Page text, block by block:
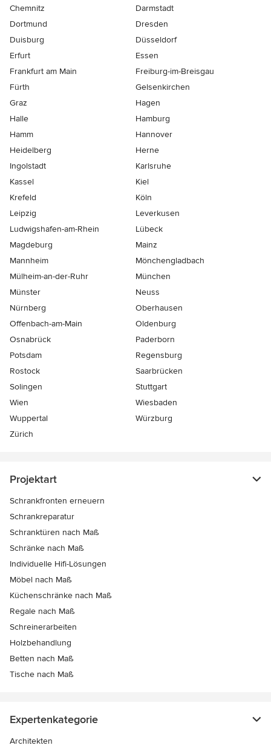
Chemnitz
Darmstadt
Dortmund
Dresden
Duisburg
Düsseldorf
Erfurt
Essen
Frankfurt am Main
Freiburg-im-Breisgau
Fürth
Gelsenkirchen
Graz
Hagen
Halle
Hamburg
Hamm
Hannover
Heidelberg
Herne
Ingolstadt
Karlsruhe
Kassel
Kiel
Krefeld
Köln
Leipzig
Leverkusen
Ludwigshafen-am-Rhein
Lübeck
Magdeburg
Mainz
Mannheim
Mönchen­gladbach
Mülheim-an-der-Ruhr
München
Münster
Neuss
Nürnberg
Oberhausen
Offenbach-am-Main
Oldenburg
Osnabrück
Paderborn
Potsdam
Regensburg
Rostock
Saarbrücken
Solingen
Stuttgart
Wien
Wiesbaden
Wuppertal
Würzburg
Zürich
Projektart
Schrankfronten erneuern
Schrankreparatur
Schranktüren nach Maß
Schränke nach Maß
Individuelle Hifi-Lösungen
Möbel nach Maß
Küchenschränke nach Maß
Regale nach Maß
Schreinerarbeiten
Holzbehandlung
Betten nach Maß
Tische nach Maß
Expertenkategorie
Architekten